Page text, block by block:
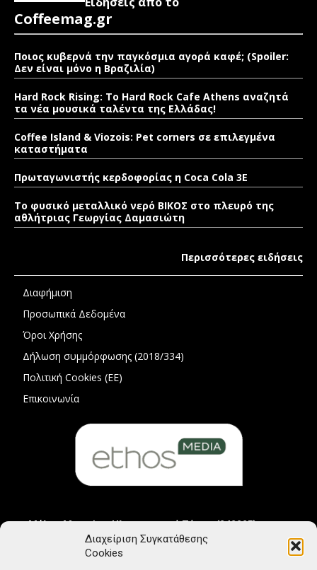
Διαχείριση Συγκατάθεσης
Cookies
Coffeemag.gr
Ποιος κυβερνά την παγκόσμια αγορά καφέ; (Spoiler:
Δεν είναι μόνο η Βραζιλία)
Hard Rock Rising: Το Hard Rock Cafe Athens αναζητά
τα νέα μουσικά ταλέντα της Ελλάδας!
Coffee Island & Viozois: Pet corners σε επιλεγμένα
καταστήματα
Πρωταγωνιστής κερδοφορίας η Coca Cola 3E
Το φυσικό μεταλλικό νερό ΒΙΚΟΣ στο πλευρό της
αθλήτριας Γεωργίας Δαμασιώτη
Περισσότερες ειδήσεις
Διαφήμιση
Προσωπικά Δεδομένα
Όροι Χρήσης
Δήλωση συμμόρφωσης (2018/334)
Πολιτική Cookies (ΕΕ)
Επικοινωνία
Μέλος Μητρώου Ηλεκτρονικού Τύπου (242225)